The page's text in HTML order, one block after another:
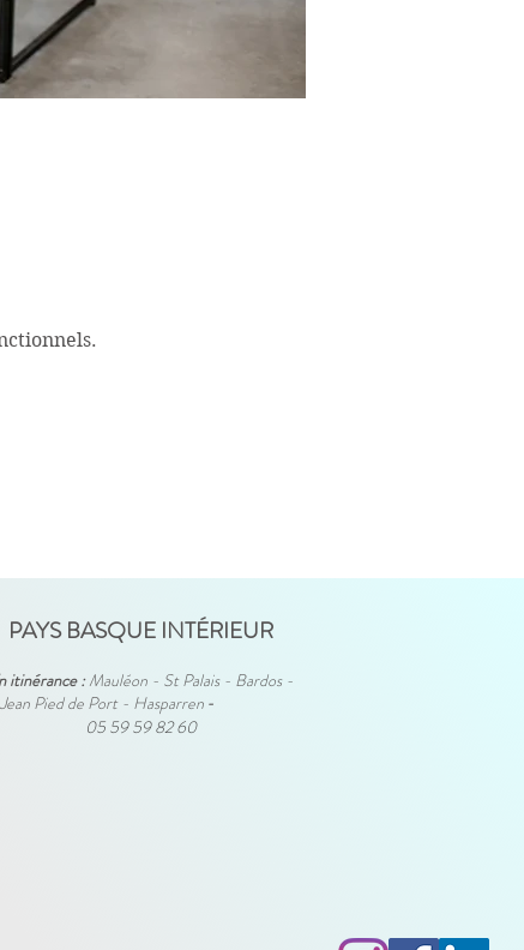
PAYS BASQUE INTÉRIEUR
itinérance :Mauléon - St Palais - Bardos -
Pied de Port - Hasparren -
05 59 59 82 60